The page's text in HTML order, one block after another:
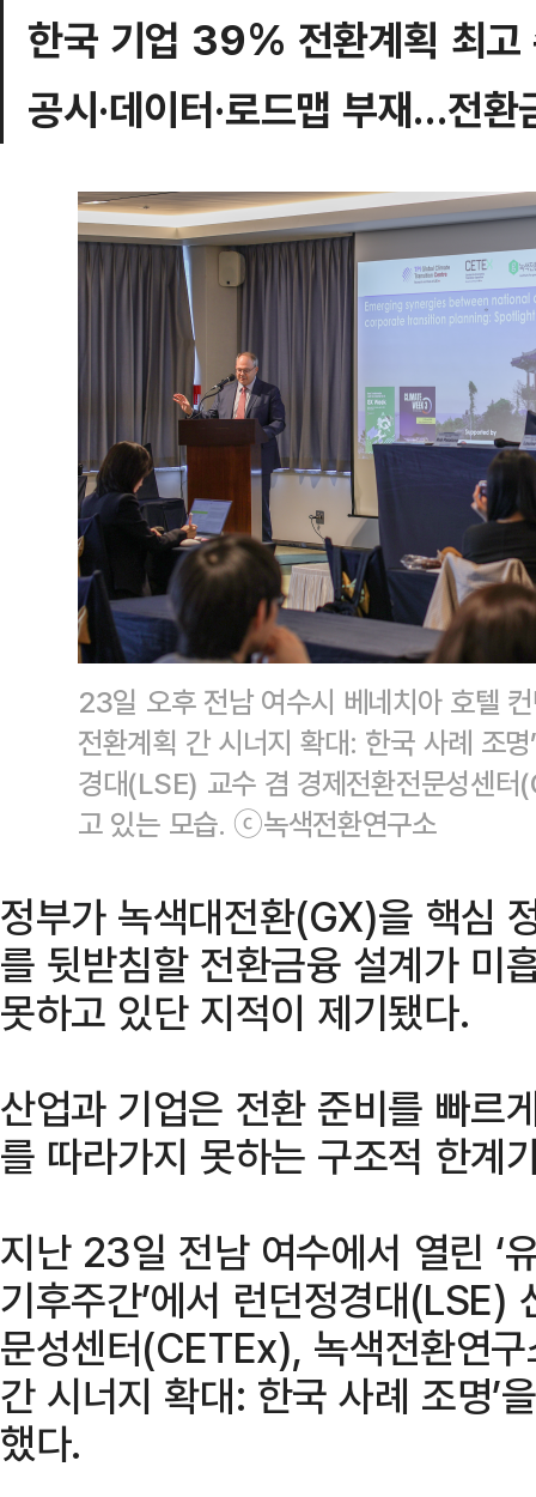
한국 기업 39% 전환계획 최고
공시·데이터·로드맵 부재…전환
23일 오후 전남 여수시 베네치아 호텔
전환계획 간 시너지 확대: 한국 사례 조
경대(LSE) 교수 겸 경제전환전문성센
고 있는 모습. ⓒ녹색전환연구소
정부가 녹색대전환(GX)을 핵심
를 뒷받침할 전환금융 설계가 미
못하고 있단 지적이 제기됐다.
산업과 기업은 전환 준비를 빠르
를 따라가지 못하는 구조적 한계
지난 23일 전남 여수에서 열린 ‘
기후주간’에서 런던정경대(LSE)
문성센터(CETEx), 녹색전환연
간 시너지 확대: 한국 사례 조명’
했다.